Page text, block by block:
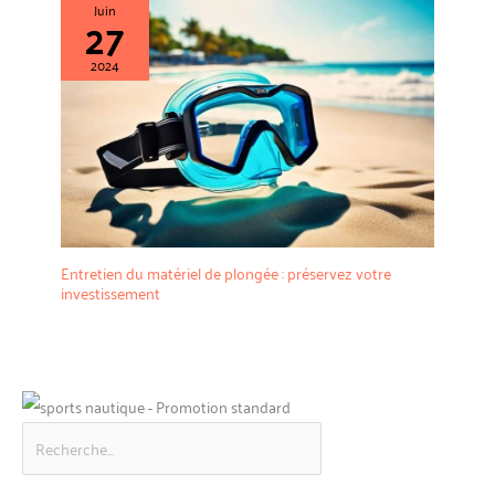
de l'arête du nez à la base du
menton lorsque vous choisissez
la taille. Pour moins de 10-12 cm
(3,9-4,7 pouces), choisissez S/M ;
pour plus de 12 cm (4,7 pouces),
choisissez L/XL. Le masque
plongée anti-buée intégral peut
être facilement démonté et
transporté dans un sac de
transport qui est non seulement
portable, mais aussi beau et
pratique. C'est le meilleur choix
de cadeau pour vos amis et
famalies cet été.
de l'arête du nez à la base du
menton lorsque vous choisissez
la taille. Pour moins de 10-12 cm
(3,9-4,7 pouces), choisissez S/M ;
pour plus de 12 cm (4,7 pouces),
choisissez L/XL. Le masque
plongée anti-buée intégral peut
être facilement démonté et
transporté dans un sac de
transport qui est non seulement
portable, mais aussi beau et
pratique. C'est le meilleur choix
de cadeau pour vos amis et
famalies cet été.
Juin
27
2024
Entretien du matériel de plongée : préservez votre
investissement